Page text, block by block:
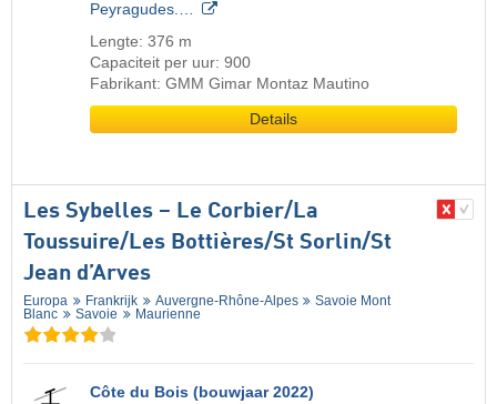
Peyragudes.…
Lengte: 376 m
Capaciteit per uur: 900
Fabrikant: GMM Gimar Montaz Mautino
Details
Les Sybelles – Le Corbier/​La
Toussuire/​Les Bottières/​St Sorlin/​St
Jean d’Arves
Europa Frankrijk Auvergne-Rhône-Alpes
Savoie Mont
Blanc
Savoie Maurienne
Côte du Bois (bouwjaar 2022)